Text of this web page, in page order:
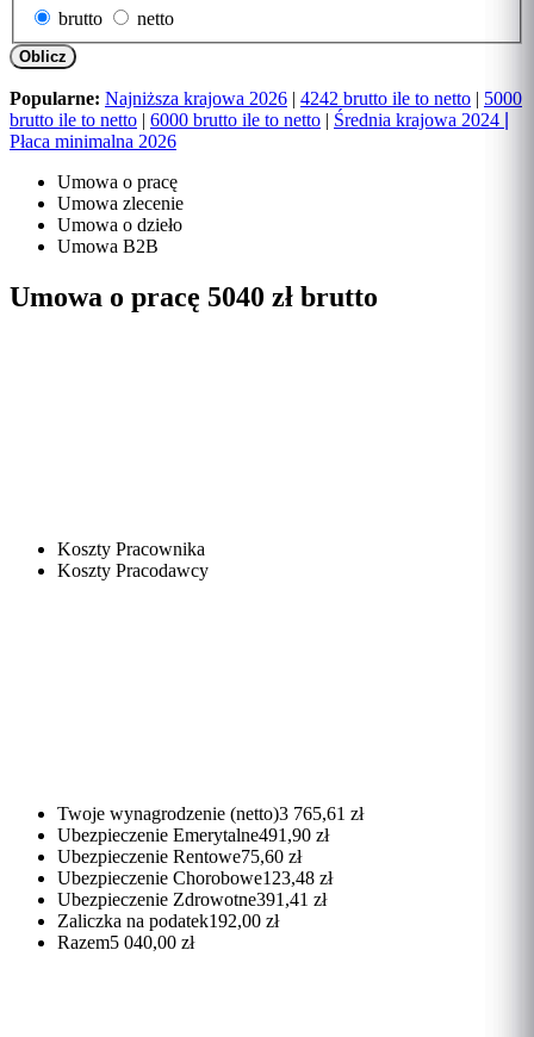
brutto netto
Oblicz
Popularne: Najniższa krajowa 2026 | 4242 brutto ile to netto | 5000
brutto ile to netto | 6000 brutto ile to netto | Średnia krajowa 2024
Płaca minimalna 2026
Umowa o pracę
Umowa zlecenie
Umowa o dzieło
Umowa B2B
Umowa o pracę 5040 zł brutto
Koszty Pracownika
Koszty Pracodawcy
Twoje wynagrodzenie (netto)3 765,61 zł
Ubezpieczenie Emerytalne491,90 zł
Ubezpieczenie Rentowe75,60 zł
Ubezpieczenie Chorobowe123,48 zł
Ubezpieczenie Zdrowotne391,41 zł
Zaliczka na podatek192,00 zł
Razem5 040,00 zł